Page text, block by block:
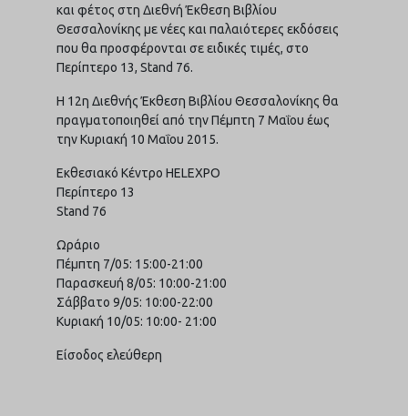
και φέτος στη Διεθνή Έκθεση Βιβλίου
Θεσσαλονίκης με νέες και παλαιότερες εκδόσεις
που θα προσφέρονται σε ειδικές τιμές, στο
Περίπτερο 13, Stand 76.
Η 12η Διεθνής Έκθεση Βιβλίου Θεσσαλονίκης θα
πραγματοποιηθεί από την Πέμπτη 7 Μαΐου έως
την Κυριακή 10 Μαΐου 2015.
Εκθεσιακό Κέντρο HELEXPO
Περίπτερο 13
Stand 76
Ωράριο
Πέμπτη 7/05: 15:00-21:00
Παρασκευή 8/05: 10:00-21:00
Σάββατο 9/05: 10:00-22:00
Κυριακή 10/05: 10:00- 21:00
Είσοδος ελεύθερη